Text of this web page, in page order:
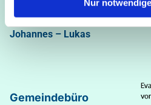
Nur
Abdinghof–Martin-Luther–
Johannes – Lukas
Gemeindebüro